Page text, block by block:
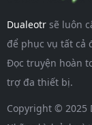
Dualeotr sẽ luôn
để phục vụ tất cả
Đọc truyện hoàn
trợ đa thiết bị.
Copyright © 2025